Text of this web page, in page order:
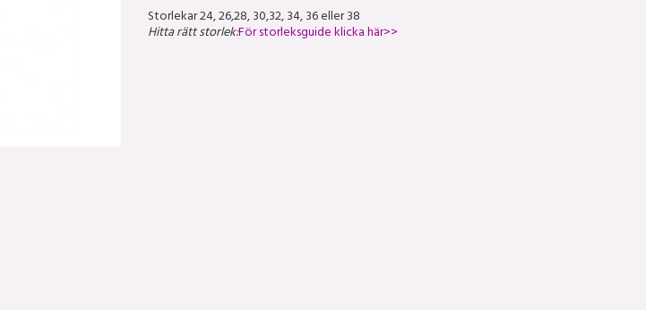
Storlekar 24, 26,28, 30,32, 34, 36 eller 38
Hitta rätt storlek:För storleksguide klicka här>>